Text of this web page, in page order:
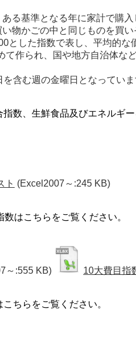
ある基準となる年に家計で購
物かごの中と同じものを買
とした指数で表し、平均的な
て作られ、国や地方自治体な
含む週の金曜日となっていま
数、生鮮食品及びエネルギ
ト (Excel2007～:245 KB)
はこちらをご覧ください。
～:555 KB) 10大費目指
ちらをご覧ください。